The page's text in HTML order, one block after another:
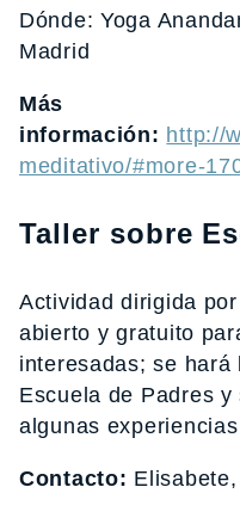
Dónde: Yoga
Madrid
Más
información: http://
meditativo/#more-
Taller sobre
Actividad dirigida
abierto y gratuito
interesadas; se
Escuela de Padres
algunas
Contacto: